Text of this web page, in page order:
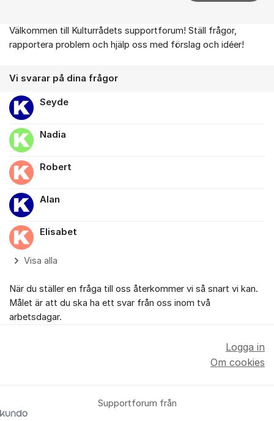
Om forumet
Välkommen till Kulturrådets supportforum! Ställ frågor,
rapportera problem och hjälp oss med förslag och idéer!
Vi svarar på dina frågor
Seyde
Nadia
Robert
Alan
Elisabet
Visa alla
När du ställer en fråga till oss återkommer vi så snart vi kan.
Målet är att du ska ha ett svar från oss inom två
arbetsdagar.
Supportforum från
Logga in
Om cookies